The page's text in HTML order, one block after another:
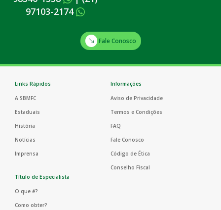
97103-2174
Fale Conosco
Links Rápidos
A SBMFC
Estaduais
História
Notícias
Imprensa
Informações
Aviso de Privacidade
Termos e Condições
FAQ
Fale Conosco
Código de Ética
Conselho Fiscal
Título de Especialista
O que é?
Como obter?